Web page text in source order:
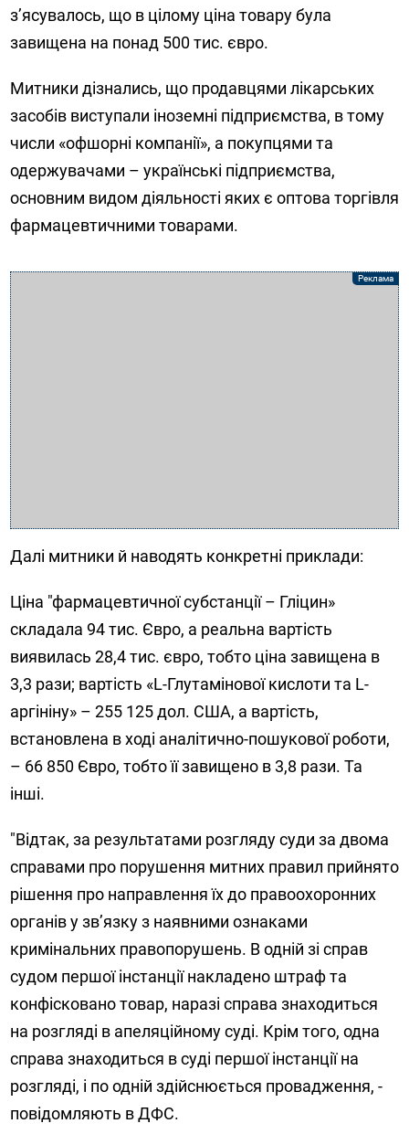
з’ясувалось, що в цілому ціна товару була
завищена на понад 500 тис. євро.
Митники дізнались, що продавцями лікарських
засобів виступали іноземні підприємства, в тому
числи «офшорні компанії», а покупцями та
одержувачами – українські підприємства,
основним видом діяльності яких є оптова торгівля
фармацевтичними товарами.
Далі митники й наводять конкретні приклади:
Ціна "фармацевтичної субстанції – Гліцин»
складала 94 тис. Євро, а реальна вартість
виявилась 28,4 тис. євро, тобто ціна завищена в
3,3 рази; вартість «L-Глутамінової кислоти та L-
аргініну» – 255 125 дол. США, а вартість,
встановлена в ході аналітично-пошукової роботи,
– 66 850 Євро, тобто її завищено в 3,8 рази. Та
інші.
"Відтак, за результатами розгляду суди за двома
справами про порушення митних правил прийнято
рішення про направлення їх до правоохоронних
органів у зв’язку з наявними ознаками
кримінальних правопорушень. В одній зі справ
судом першої інстанції накладено штраф та
конфісковано товар, наразі справа знаходиться
на розгляді в апеляційному суді. Крім того, одна
справа знаходиться в суді першої інстанції на
розгляді, і по одній здійснюється провадження, -
повідомляють в ДФС.